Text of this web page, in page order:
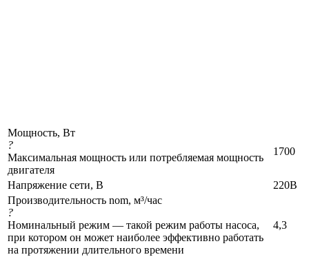
Мощность, Вт
?
Максимальная мощность или потребляемая мощность
двигателя
1700
Напряжение сети, В
220В
Производительность nom, м³/час
?
Номинальный режим — такой режим работы насоса,
при котором он может наиболее эффективно работать
на протяжении длительного времени
4,3